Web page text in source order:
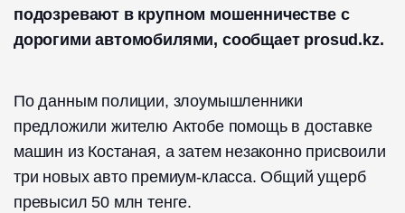
подозревают в крупном мошенничестве с
дорогими автомобилями, сообщает prosud.kz.
По данным полиции, злоумышленники
предложили жителю Актобе помощь в доставке
машин из Костаная, а затем незаконно присвоили
три новых авто премиум-класса. Общий ущерб
превысил 50 млн тенге.